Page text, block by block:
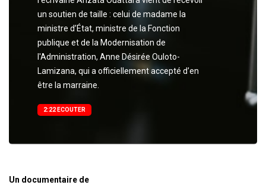
un soutien de taille : celui de madame la
ministre d’État, ministre de la Fonction
publique et de la Modernisation de
l'Administration, Anne Désirée Ouloto-
Lamizana, qui a officiellement accepté d’en
être la marraine.
2:22 ECOUTER
Un documentaire de